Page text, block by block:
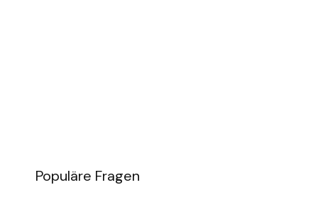
Populäre Fragen